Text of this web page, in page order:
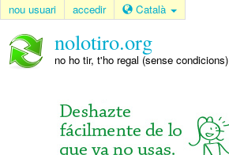
nou usuari accedir Català
nolotiro.org
no ho tir, t'ho regal (sense condicions)